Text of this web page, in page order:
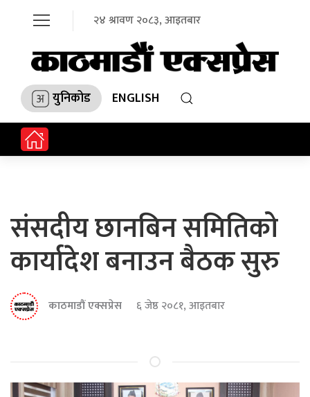
२४ श्रावण २०८३, आइतबार
युनिकोड ENGLISH
संसदीय छानबिन समितिको
कार्यादेश बनाउन बैठक सुरु
काठमाडौं एक्सप्रेस ६ जेष्ठ २०८१, आइतबार